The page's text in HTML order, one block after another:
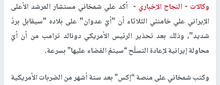
وكالات -النجاح الإخباري - أكد علي شمخاني مستشار المرشد الأعلى
الإيراني علي خامنئي الثلاثاء أن "أيّ عدوان" على بلاده "سيقابل بردّ
شديد"، وذلك بعد تحذير الرئيس الأمريكي دونالد ترامب من أن أيّ
محاولة إيرانية لإعادة التسلّح “سيتمّ القضاء عليها” بسرعة.
وكتب شمخاني على منصة “إكس” بعد ستة أشهر من الضربات الأمريكية